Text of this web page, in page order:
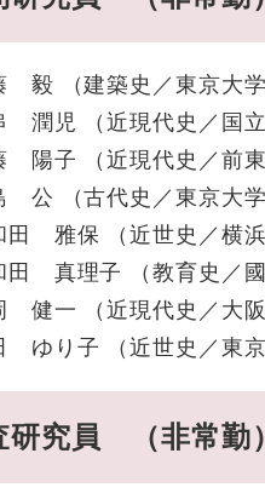
毅 （建築史／東京大学
潤児 （近現代史／国立
陽子 （近現代史／前東
公 （古代史／東京大学
田 雅保 （近世史／横浜
田 真理子 （教育史／國
健一 （近現代史／大阪
ゆり子 （近世史／東京
研究員 （非常